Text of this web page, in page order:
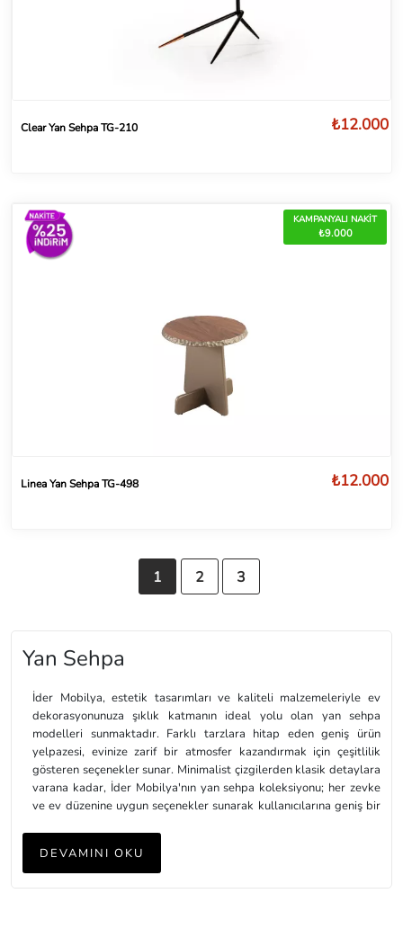
Yan Sehpa
İder Mobilya, estetik tasarımları ve kaliteli malzemeleriyle ev
dekorasyonunuza şıklık katmanın ideal yolu olan yan sehpa
modelleri sunmaktadır. Farklı tarzlara hitap eden geniş ürün
yelpazesi, evinize zarif bir atmosfer kazandırmak için çeşitlilik
gösteren seçenekler sunar. Minimalist çizgilerden klasik detaylara
varana kadar, İder Mobilya'nın yan sehpa koleksiyonu; her zevke
ve ev düzenine uygun seçenekler sunarak kullanıcılarına geniş bir
İder Mobilya'nın yan sehpa koleksiyonu, sadece estetik açıdan
değil, aynı zamanda fonksiyonellik bakımından da zengin
DEVAMINI OKU
1 2 3
Clear Yan Sehpa TG-210 ₺12.000
KAMPANYALI NAKİT
₺9.000
Linea Yan Sehpa TG-498 ₺12.000